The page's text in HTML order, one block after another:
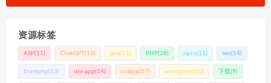
资源标签
ASP(11) ChatGPT(13) java(11) PHP(28) ripro(11) seo(14)
thinkphp(13) uni-app(14) uniapp(17) wordpress(10) 下载(9)